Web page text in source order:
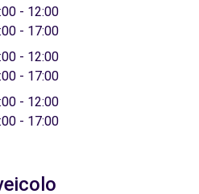
- 12:00
- 17:00
- 12:00
- 17:00
- 12:00
- 17:00